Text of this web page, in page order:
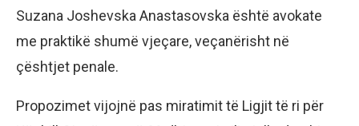
Suzana Joshevska Anastasovska është avokate
me praktikë shumë vjeçare, veçanërisht në
çështjet penale.
Propozimet vijojnë pas miratimit të Ligjit të ri për